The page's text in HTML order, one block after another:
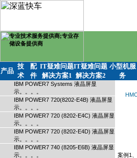
产品
技
术
配
件
IT疑难问题
解决方案1
IT疑难问题
解决方案2
小型机服
务
IBM POWER7 Systems 液晶屏显
示。。。。
IBM POWER7 720(8202-E4B) 液晶屏显
示。。。。
IBM POWER7 720 (8202-E4C) 液晶屏显
示。。。。
IBM POWER7 720 (8202-E4D) 液晶屏显
示。。。。
IBM POWER7 740 (8205-E6B) 液晶屏显
示。。。。
案例1